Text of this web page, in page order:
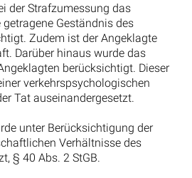
der Strafzumessung das
Geständnis des
Zudem ist der Angeklagte
Darüber hinaus wurde das
berücksichtigt. Dieser
verkehrspsychologischen
Tat auseinandergesetzt.
unter Berücksichtigung der
Verhältnisse des
§ 40 Abs. 2 StGB.